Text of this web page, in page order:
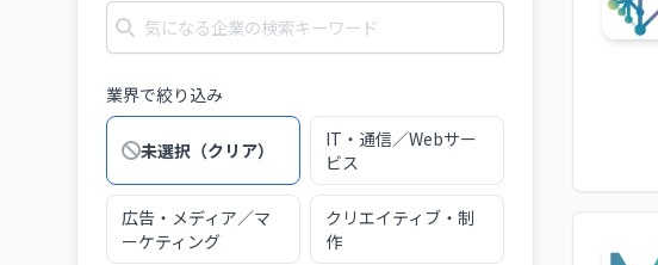
業界で絞り込み
未選択（クリア）
IT・通信／Webサー
ビス
広告・メディア／マ
ーケティング
クリエイティブ・制
作